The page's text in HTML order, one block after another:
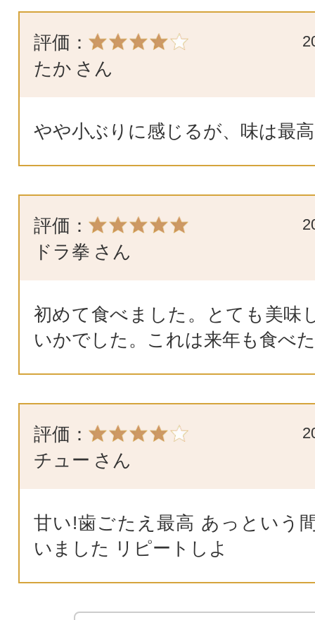
評価：
たか さん
やや小ぶりに感じるが、味は最
評価：
ドラ拳 さん
初めて食べました。とても美味
いかでした。これは来年も食べ
評価：
チュー さん
甘い!歯ごたえ最高 あっという
いました リピートしよ